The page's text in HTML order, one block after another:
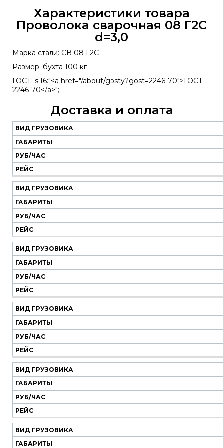
Характеристики товара
Проволока сварочная 08 Г2С
d=3,0
Марка стали: СВ 08 Г2С
Размер: бухта 100 кг
ГОСТ: s:16:"<a href="/about/gosty?gost=2246-70">ГОСТ
2246-70</a>";
Доставка и оплата
Наш
транспорт
Вид
грузовика
Габариты
Руб/
час
Рейс
ВИД ГРУЗОВИКА
ГАБАРИТЫ
РУБ/ЧАС
РЕЙС
ВИД ГРУЗОВИКА
ГАБАРИТЫ
РУБ/ЧАС
РЕЙС
ВИД ГРУЗОВИКА
ГАБАРИТЫ
РУБ/ЧАС
РЕЙС
ВИД ГРУЗОВИКА
ГАБАРИТЫ
РУБ/ЧАС
РЕЙС
ВИД ГРУЗОВИКА
ГАБАРИТЫ
РУБ/ЧАС
РЕЙС
ВИД ГРУЗОВИКА
ГАБАРИТЫ